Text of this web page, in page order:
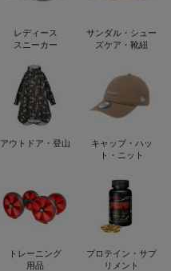
レディース
スニーカー
サンダル・シュー
ズケア・靴紐
アウトドア・登山
キャップ・ハッ
ト・ニット
トレーニング
用品
プロテイン・サプ
リメント